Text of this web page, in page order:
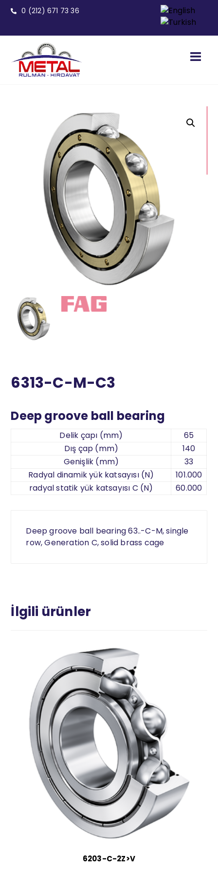
0 (212) 671 73 36
6313-C-M-C3
Deep groove ball bearing
Delik çapı (mm)
65
Dış çap (mm)
140
Genişlik (mm)
33
Radyal dinamik yük katsayısı (N)
101.000
radyal statik yük katsayısı C (N)
60.000
Deep groove ball bearing 63..-C-M, single
row, Generation C, solid brass cage
İlgili ürünler
6203-C-2Z>V